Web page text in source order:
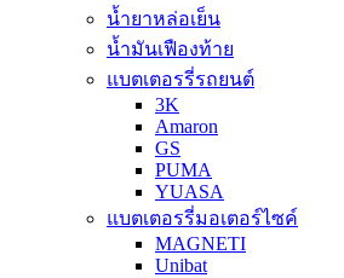
น้ำยาหล่อเย็น
น้ำมันเฟืองท้าย
แบตเตอรรี่รถยนต์
3K
Amaron
GS
PUMA
YUASA
แบตเตอรรี่มอเตอร์ไซค์
MAGNETI
Unibat